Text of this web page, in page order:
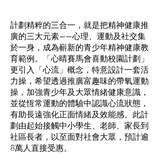
計劃精粹的三合一，就是把精神健康推
廣的三大元素——心理、運動及社交集
於一身，成為嶄新的青少年精神健康教
育範例。「心晴賽馬會喜動校園計劃」
更引入「心流」概念，特意設計一套活
力操，希望透過推廣富趣味的帶氧運動
操，加強青少年及大眾情緒健康意識，
並從恆常運動的體驗中認識心流狀態，
有助長遠強化正面情緒及效能感。此計
劃由起始接觸中小學生、老師、家長到
社區長者，以至面對社會大眾，預計逾
8萬人直接受惠。